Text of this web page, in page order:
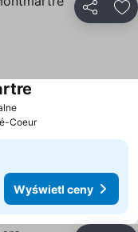
Coeur
Wyświetl ceny